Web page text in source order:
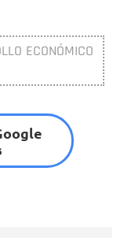
ECONÓMICO